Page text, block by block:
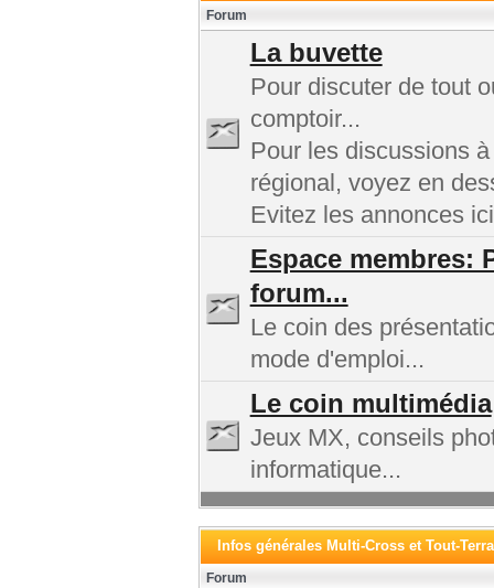
Forum
La buvette
Pour discuter de tout
comptoir...
Pour les discussions
régional, voyez en
Evitez les annonces
Espace membres:
forum...
Le coin des
mode d'emploi...
Le coin multimédia
Jeux MX, conseils
informatique...
Infos générales Multi-Cross et Tout-
Forum